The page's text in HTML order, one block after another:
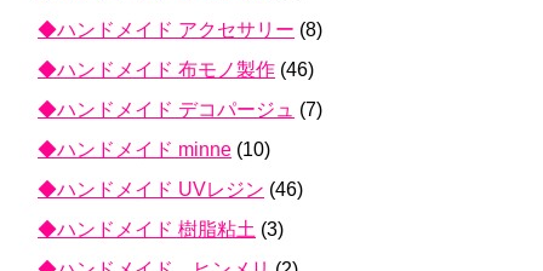
◆ハンドメイド アクセサリー (8)
◆ハンドメイド 布モノ製作 (46)
◆ハンドメイド デコパージュ (7)
◆ハンドメイド minne (10)
◆ハンドメイド UVレジン (46)
◆ハンドメイド 樹脂粘土 (3)